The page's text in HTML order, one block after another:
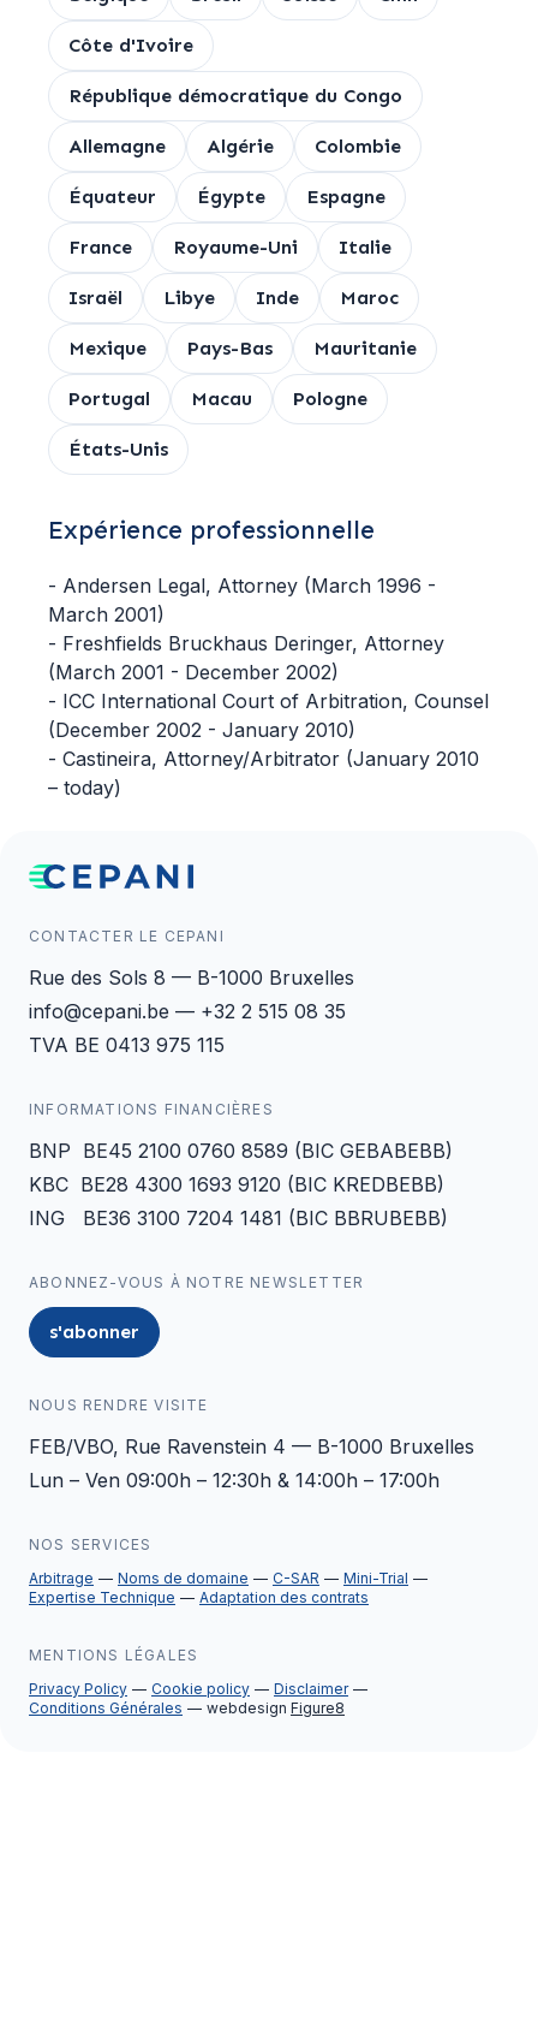
Côte d'Ivoire
République démocratique du Congo
Allemagne Algérie Colombie
Équateur Égypte Espagne
France Royaume-Uni Italie
Israël Libye Inde Maroc
Mexique Pays-Bas Mauritanie
Portugal Macau Pologne
États-Unis
Expérience professionnelle
- Andersen Legal, Attorney (March 1996 -
March 2001)
- Freshfields Bruckhaus Deringer, Attorney
(March 2001 - December 2002)
- ICC International Court of Arbitration, Counsel
(December 2002 - January 2010)
- Castineira, Attorney/Arbitrator (January 2010
– today)
CONTACTER LE CEPANI
Rue des Sols 8 — B-1000 Bruxelles
info@cepani.be — +32 2 515 08 35
TVA BE 0413 975 115
INFORMATIONS FINANCIÈRES
BNP BE45 2100 0760 8589 (BIC GEBABEBB)
KBC BE28 4300 1693 9120 (BIC KREDBEBB)
ING BE36 3100 7204 1481 (BIC BBRUBEBB)
ABONNEZ-VOUS À NOTRE NEWSLETTER
s'abonner
NOUS RENDRE VISITE
FEB/VBO, Rue Ravenstein 4 — B-1000 Bruxelles
Lun – Ven 09:00h – 12:30h & 14:00h – 17:00h
NOS SERVICES
Arbitrage
Noms de domaine C-SAR
Mini-Trial
Expertise Technique
Adaptation des contrats
MENTIONS LÉGALES
Privacy Policy
Cookie policy
Disclaimer
Conditions Générales
webdesign Figure8